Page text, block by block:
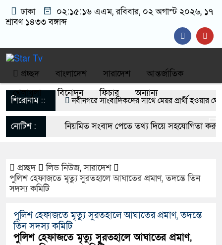
ঢাকা ০২:১৫:১৭ এএম, রবিবার, ০২ অগাস্ট ২০২৬, ১৭
শ্রাবণ ১৪৩৩ বঙ্গাব্দ
প্রচ্ছদ বাংলাদেশ সারাদেশ
আন্তর্জাতিক
খেলাধুলা
বিনোদন ফিচার অন্যান্য
শিরোনাম ::
নবীনগরে সাংবাদিকদের সাথে মেয়র প্রার্থী হওয়ার
বিএনপি নেতা মাসুদ রানা’র মতবিনিময়
আটক
নবীনগরে সন্ত্রাসীদের হামলায় র‍্যাবের ৩ সদস্য আহত,
নবীনগরের খাগাতুয়া গ্রামে তিন র‍্যাব সদস্য লাঞ্ছিত
নোটিশ :
নিয়মিত সংবাদ পেতে তথ্য দিয়ে সহযোগিতা করুন
প্রচ্ছদ
লিড নিউজ,সারাদেশ
পুলিশ হেফাজতে মৃত্যু সুরতহালে আঘাতের প্রমাণ, তদন্তে তিন
সদস্য কমিটি
পুলিশ হেফাজতে মৃত্যু সুরতহালে আঘাতের প্রমাণ, তদন্তে
তিন সদস্য কমিটি
পুলিশ হেফাজতে মৃত্যু সুরতহালে আঘাতের প্রমাণ,